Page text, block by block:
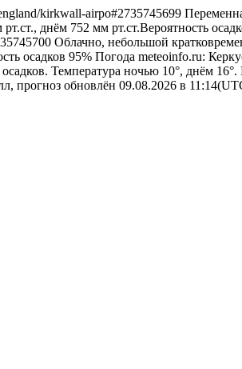
kirkwall-airpo#2735745699
днём 752 мм рт.ст.Вероятность
Облачно, небольшой
осадков 95% Погода meteoinfo.ru:
Температура ночью 10°, днём
прогноз обновлён 09.08.2026 в